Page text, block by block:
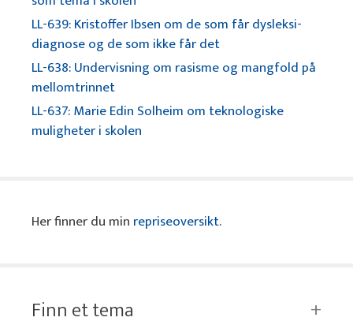
LL-639: Kristoffer Ibsen om de som får dysleksi-
diagnose og de som ikke får det
LL-638: Undervisning om rasisme og mangfold på
mellomtrinnet
LL-637: Marie Edin Solheim om teknologiske
muligheter i skolen
Her finner du min repriseoversikt.
Finn et tema